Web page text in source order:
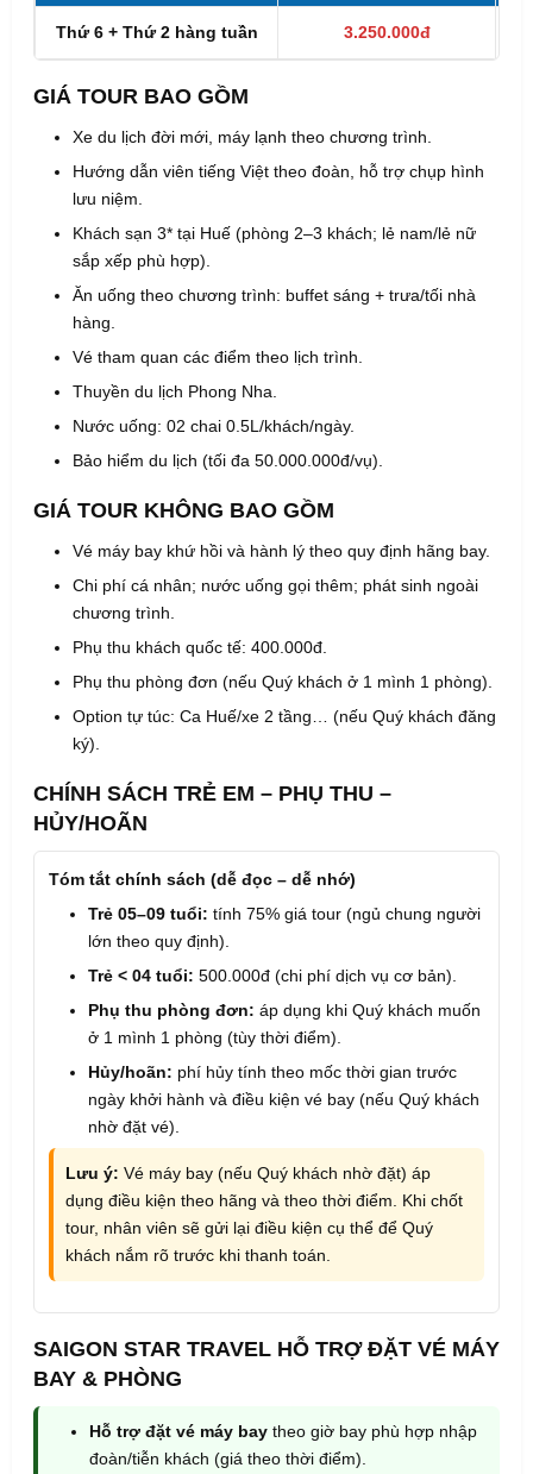
Thứ 6 + Thứ 2 hàng tuần 3.250.000đ
GIÁ TOUR BAO GỒM
Xe du lịch đời mới, máy lạnh theo chương trình.
Hướng dẫn viên tiếng Việt theo đoàn, hỗ trợ chụp hình
lưu niệm.
Khách sạn 3* tại Huế (phòng 2–3 khách; lẻ nam/lẻ nữ
sắp xếp phù hợp).
Ăn uống theo chương trình: buffet sáng + trưa/tối nhà
hàng.
Vé tham quan các điểm theo lịch trình.
Thuyền du lịch Phong Nha.
Nước uống: 02 chai 0.5L/khách/ngày.
Bảo hiểm du lịch (tối đa 50.000.000đ/vụ).
GIÁ TOUR KHÔNG BAO GỒM
Vé máy bay khứ hồi và hành lý theo quy định hãng bay.
Chi phí cá nhân; nước uống gọi thêm; phát sinh ngoài
chương trình.
Phụ thu khách quốc tế: 400.000đ.
Phụ thu phòng đơn (nếu Quý khách ở 1 mình 1 phòng).
Option tự túc: Ca Huế/xe 2 tầng… (nếu Quý khách đăng
ký).
CHÍNH SÁCH TRẺ EM – PHỤ THU –
HỦY/HOÃN
Tóm tắt chính sách (dễ đọc – dễ nhớ)
Trẻ 05–09 tuổi: tính 75% giá tour (ngủ chung người
lớn theo quy định).
Trẻ < 04 tuổi: 500.000đ (chi phí dịch vụ cơ bản).
Phụ thu phòng đơn: áp dụng khi Quý khách muốn
ở 1 mình 1 phòng (tùy thời điểm).
Hủy/hoãn: phí hủy tính theo mốc thời gian trước
ngày khởi hành và điều kiện vé bay (nếu Quý khách
nhờ đặt vé).
Lưu ý: Vé máy bay (nếu Quý khách nhờ đặt) áp
dụng điều kiện theo hãng và theo thời điểm. Khi chốt
tour, nhân viên sẽ gửi lại điều kiện cụ thể để Quý
khách nắm rõ trước khi thanh toán.
SAIGON STAR TRAVEL HỖ TRỢ ĐẶT VÉ MÁY
BAY & PHÒNG
Hỗ trợ đặt vé máy bay theo giờ bay phù hợp nhập
đoàn/tiễn khách (giá theo thời điểm).